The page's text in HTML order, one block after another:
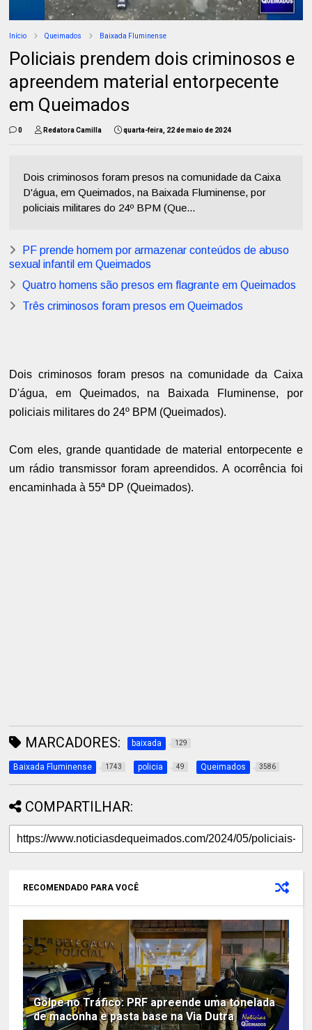
Início Queimados Baixada Fluminense
Policiais prendem dois criminosos e
apreendem material entorpecente
em Queimados
0 Redatora Camilla quarta-feira, 22 de maio de 2024
Dois criminosos foram presos na comunidade da Caixa
D'água, em Queimados, na Baixada Fluminense, por
policiais militares do 24º BPM (Que...
PF prende homem por armazenar conteúdos de abuso
sexual infantil em Queimados
Quatro homens são presos em flagrante em Queimados
Três criminosos foram presos em Queimados
Dois criminosos foram presos na comunidade da Caixa
D'água, em Queimados, na Baixada Fluminense, por
policiais militares do 24º BPM (Queimados).
Com eles, grande quantidade de material entorpecente e
um rádio transmissor foram apreendidos. A ocorrência foi
encaminhada à 55ª DP (Queimados).
MARCADORES: baixada 129
Baixada Fluminense 1743 policia 49 Queimados 3586
COMPARTILHAR:
RECOMENDADO PARA VOCÊ
Golpe no Tráfico: PRF apreende uma tonelada
de maconha e pasta base na Via Dutra